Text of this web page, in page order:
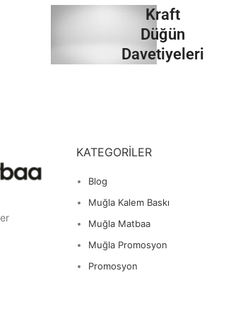
İncele
Kraft
Düğün
Davetiyeleri
KATEGORILER
Blog
Muğla Kalem Baskı
Muğla Matbaa
Muğla Promosyon
Promosyon